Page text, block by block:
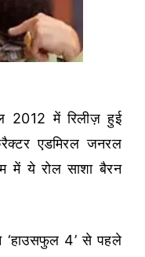
2012 में रिलीज़ हुई
एडमिरल जनरल
में ये रोल साशा बैरन
‘हाउसफुल 4’ से पहले